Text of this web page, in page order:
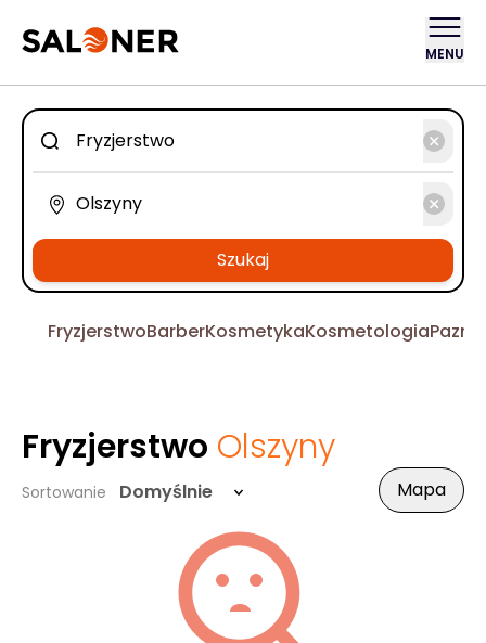
MENU
Szukaj
FryzjerstwoBarberKosmetykaKosmetologia
Fryzjerstwo Olszyny
Sortowanie Domyślnie Mapa